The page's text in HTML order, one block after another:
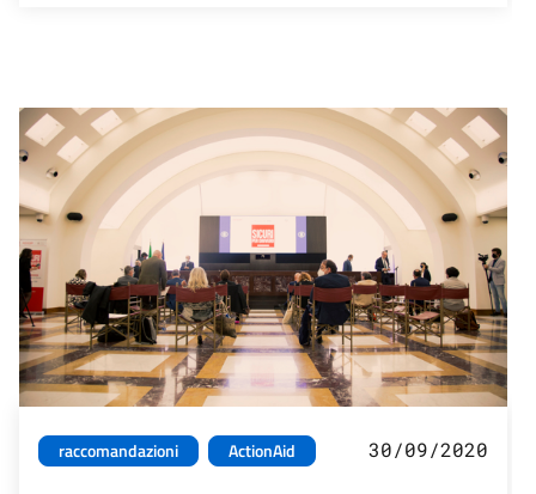
raccomandazioni ActionAid 30/09/2020